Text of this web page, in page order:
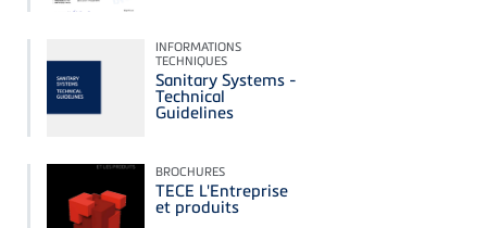
INFORMATIONS
TECHNIQUES
Sanitary Systems -
Technical
Guidelines
BROCHURES
TECE L'Entreprise
et produits